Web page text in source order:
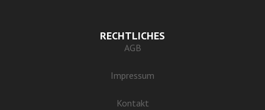
RECHTLICHES
AGB
Impressum
Kontakt